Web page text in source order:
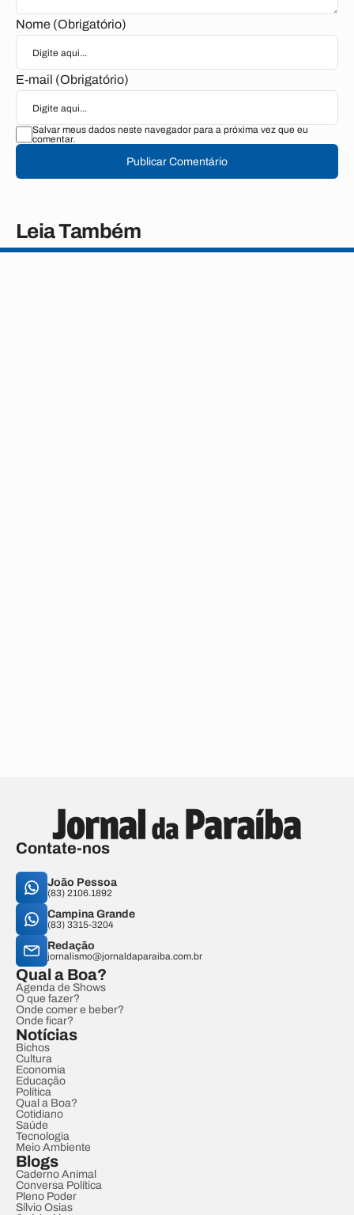
Nome (Obrigatório)
E-mail (Obrigatório)
Salvar meus dados neste navegador para a próxima vez que eu
comentar.
Publicar Comentário
Leia Também
Contate-nos
João Pessoa
(83) 2106.1892
Campina Grande
(83) 3315-3204
Redação
jornalismo@jornaldaparaiba.com.br
Qual a Boa?
Agenda de Shows
O que fazer?
Onde comer e beber?
Onde ficar?
Notícias
Bichos
Cultura
Economia
Educação
Política
Qual a Boa?
Cotidiano
Saúde
Tecnologia
Meio Ambiente
Blogs
Caderno Animal
Conversa Política
Pleno Poder
Sílvio Osias